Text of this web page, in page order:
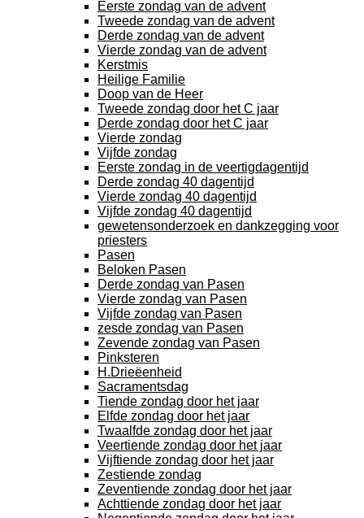
Eerste zondag van de advent
Tweede zondag van de advent
Derde zondag van de advent
Vierde zondag van de advent
Kerstmis
Heilige Familie
Doop van de Heer
Tweede zondag door het C jaar
Derde zondag door het C jaar
Vierde zondag
Vijfde zondag
Eerste zondag in de veertigdagentijd
Derde zondag 40 dagentijd
Vierde zondag 40 dagentijd
Vijfde zondag 40 dagentijd
gewetensonderzoek en dankzegging voor
priesters
Pasen
Beloken Pasen
Derde zondag van Pasen
Vierde zondag van Pasen
Vijfde zondag van Pasen
zesde zondag van Pasen
Zevende zondag van Pasen
Pinksteren
H.Drieëenheid
Sacramentsdag
Tiende zondag door het jaar
Elfde zondag door het jaar
Twaalfde zondag door het jaar
Veertiende zondag door het jaar
Vijftiende zondag door het jaar
Zestiende zondag
Zeventiende zondag door het jaar
Achttiende zondag door het jaar